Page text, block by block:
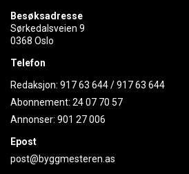
Besøksadresse
Sørkedalsveien 9
0368 Oslo
Telefon
Redaksjon: 917 63 644/917 63 644
Abonnement: 24 07 70 57
Annonser: 901 27 006
Epost
post@byggmesteren.as